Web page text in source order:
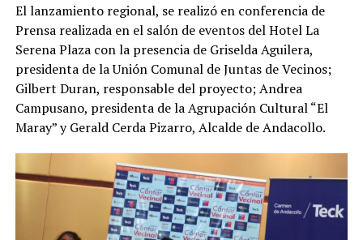
El lanzamiento regional, se realizó en conferencia de
Prensa realizada en el salón de eventos del Hotel La
Serena Plaza con la presencia de Griselda Aguilera,
presidenta de la Unión Comunal de Juntas de Vecinos;
Gilbert Duran, responsable del proyecto; Andrea
Campusano, presidenta de la Agrupación Cultural “El
Maray” y Gerald Cerda Pizarro, Alcalde de Andacollo.